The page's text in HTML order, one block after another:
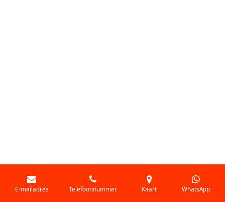
E-mailadres Telefoonnummer Kaart WhatsApp